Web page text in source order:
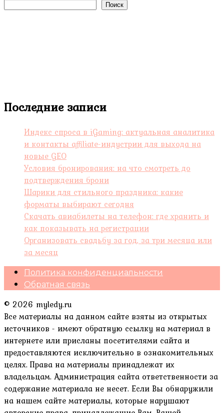
Поиск
Последние записи
Индекс спроса в iGaming: актуальная аналитика
и контакты affiliate-индустрии для выхода на
новые GEO
Условия бронирования: на что смотреть до
подтверждения брони
Шарики для стильного праздника: какие
форматы выбирают сегодня
Скачать авиабилеты на телефон: где хранить и
как показывать на регистрации
Организовать свадьбу за год, за три месяца или
за месяц
Политика конфиденциальности
Обратная связь
© 2026 myledy.ru
Все материалы на данном сайте взяты из открытых
источников - имеют обратную ссылку на материал в
интернете или присланы посетителями сайта и
предоставляются исключительно в ознакомительных
целях. Права на материалы принадлежат их
владельцам. Администрация сайта ответственности за
содержание материала не несет. Если Вы обнаружили
на нашем сайте материалы, которые нарушают